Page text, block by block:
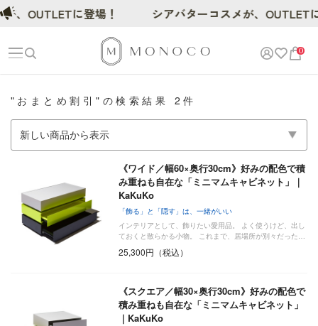
0
"おまとめ割引"の検索結果 2件
《ワイド／幅60×奥行30cm》好みの配色で積
み重ねも自在な「ミニマムキャビネット」｜
KaKuKo
「飾る」と「隠す」は、一緒がいい
インテリアとして、飾りたい愛用品。 よく使うけど、出し
ておくと散らかる小物。 これまで、居場所が別々だった…
25,300円（税込）
《スクエア／幅30×奥行30cm》好みの配色で
積み重ねも自在な「ミニマムキャビネット」
｜KaKuKo
、OUTLETに登場！ シアバターコスメが、OUTLET